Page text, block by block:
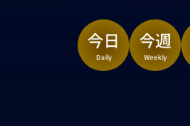
今日
Daily
今週
Weekly